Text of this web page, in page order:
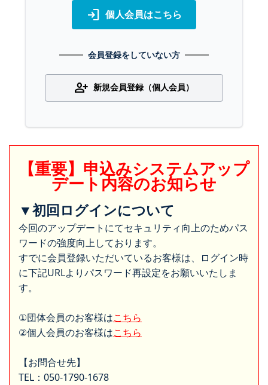
login 個人会員はこちら
会員登録をしていない方
person_add 新規会員登録（個人会員）
【重要】申込みシステムアップ
デート内容のお知らせ
▼初回ログインについて
今回のアップデートにてセキュリティ向上のためパス
ワードの強度向上しております。
すでに会員登録いただいているお客様は、ログイン時
に下記URLよりパスワード再設定をお願いいたしま
す。
①団体会員のお客様はこちら
②個人会員のお客様はこちら
【お問合せ先】
TEL：050-1790-1678